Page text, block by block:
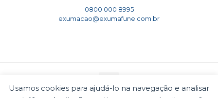
Usamos cookies para ajudá-lo na navegação e analisar
0800 000 8995
exumacao@exumafune.com.br